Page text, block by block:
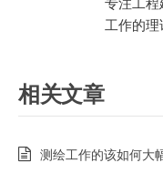
工作的
相关文章
测绘工作的该如何大